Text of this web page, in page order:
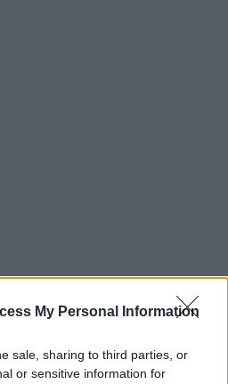
My Personal Information
sale, sharing to third parties, or
or sensitive information for